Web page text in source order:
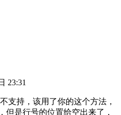
23:31
支持，该用了你的这个方法，
但是行号的位置给空出来了，